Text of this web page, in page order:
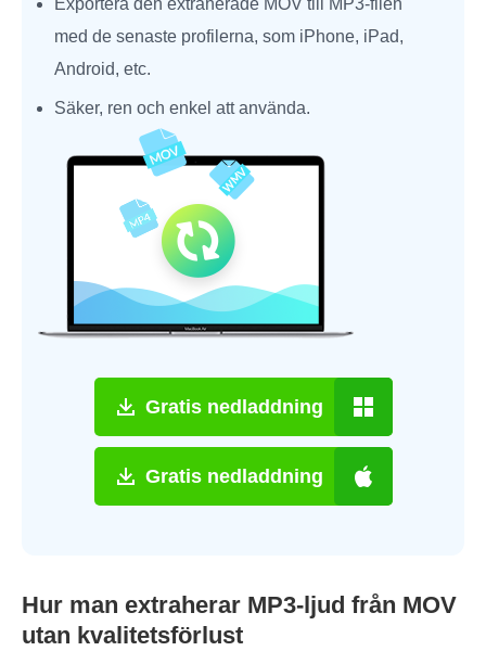
Exportera den extraherade MOV till MP3-filen
med de senaste profilerna, som iPhone, iPad,
Android, etc.
Säker, ren och enkel att använda.
Gratis nedladdning
Gratis nedladdning
Hur man extraherar MP3-ljud från MOV
utan kvalitetsförlust